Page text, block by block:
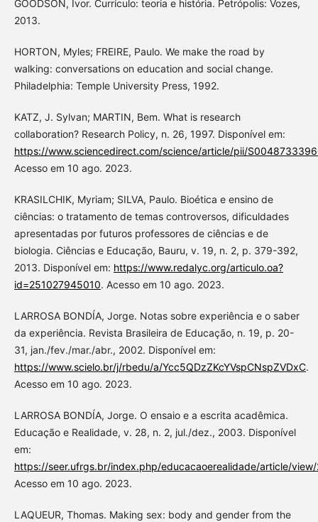
GOODSON, Ivor. Currículo: teoria e história. Petrópolis: Vozes,
2013.
HORTON, Myles; FREIRE, Paulo. We make the road by
walking: conversations on education and social change.
Philadelphia: Temple University Press, 1992.
KATZ, J. Sylvan; MARTIN, Bem. What is research
collaboration? Research Policy, n. 26, 1997. Disponível em:
https://www.sciencedirect.com/science/article/pii/
Acesso em 10 ago. 2023.
KRASILCHIK, Myriam; SILVA, Paulo. Bioética e ensino de
ciências: o tratamento de temas controversos, dificuldades
apresentadas por futuros professores de ciências e de
biologia. Ciências e Educação, Bauru, v. 19, n. 2, p. 379-392,
2013. Disponível em: https://www.redalyc.org/articulo.oa?
id=251027945010. Acesso em 10 ago. 2023.
LARROSA BONDÍA, Jorge. Notas sobre experiência e o saber
da experiência. Revista Brasileira de Educação, n. 19, p. 20-
31, jan./fev./mar./abr., 2002. Disponível em:
https://www.scielo.br/j/rbedu/a/Ycc5QDzZKcYVspCNspZVDxC.
Acesso em 10 ago. 2023.
LARROSA BONDÍA, Jorge. O ensaio e a escrita acadêmica.
Educação e Realidade, v. 28, n. 2, jul./dez., 2003. Disponível
em:
https://seer.ufrgs.br/index.php/educacaoerealidade/article/
Acesso em 10 ago. 2023.
LAQUEUR, Thomas. Making sex: body and gender from the